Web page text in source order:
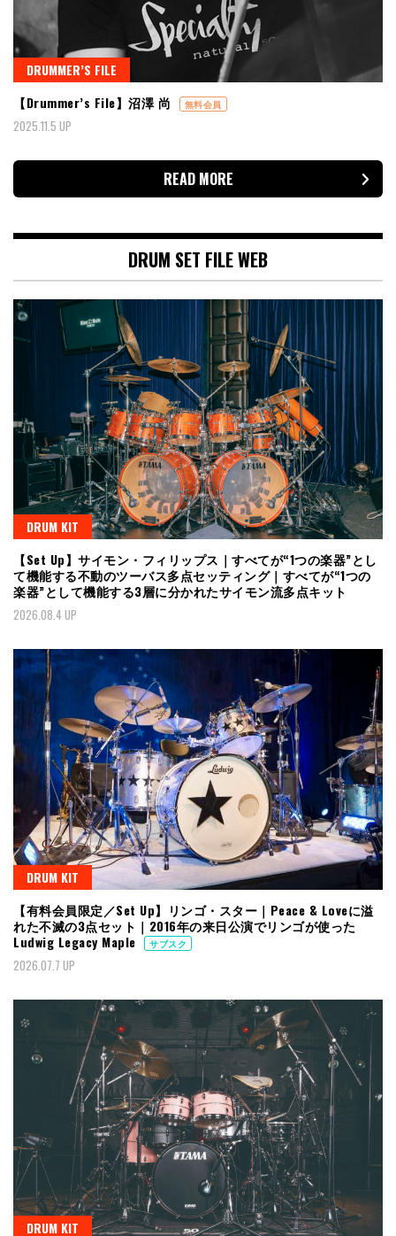
DRUMMER’S FILE
【Drummer’s File】沼澤 尚
無料会員
2025.11.5 UP
READ MORE
DRUM SET FILE WEB
DRUM KIT
【Set Up】サイモン・フィリップス｜すべてが“1つの楽器”とし
て機能する不動のツーバス多点セッティング｜すべてが“1つの
楽器”として機能する3層に分かれたサイモン流多点キット
2026.08.4 UP
DRUM KIT
【有料会員限定／Set Up】リンゴ・スター｜Peace & Loveに溢
れた不滅の3点セット｜2016年の来日公演でリンゴが使った
Ludwig Legacy Maple
サブスク
2026.07.7 UP
DRUM KIT